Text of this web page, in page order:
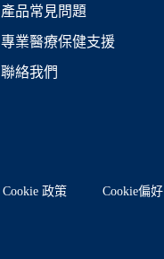
產品常見問題
專業醫療保健支援
聯絡我們
Cookie 政策 Cookie偏好